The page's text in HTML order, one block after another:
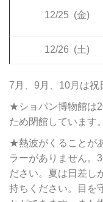
12/25 (金)
12/26 (土)
7月、9月、10月は祝
★ショパン博物館は
ため閉館しています。
★熱波がくることが
ラーがありません。
ださい。夏は日差し
持ちください。目を